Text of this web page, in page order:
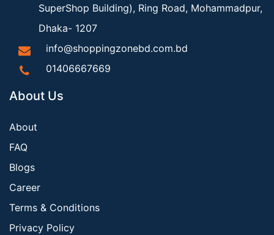
SuperShop Building), Ring Road, Mohammadpur,
Dhaka- 1207
info@shoppingzonebd.com.bd
01406667669
About Us
About
FAQ
Blogs
Career
Terms & Conditions
Privacy Policy